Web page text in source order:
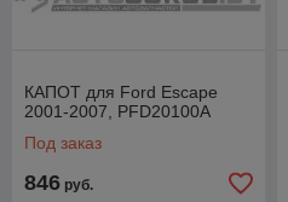
КАПОТ для Ford Escape
2001-2007, PFD20100A
Под заказ
846 руб.